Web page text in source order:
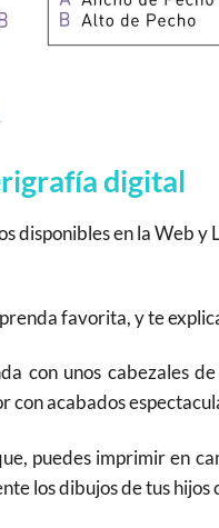
digital
disponibles en la Web
favorita, y te
con unos cabezales
acabados
puedes imprimir en
los dibujos de tus